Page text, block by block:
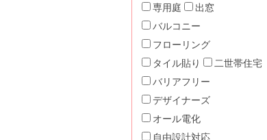
専用庭
出窓
バルコニー
フローリング
タイル貼り
二世帯住宅
バリアフリー
デザイナーズ
オール電化
自由設計対応